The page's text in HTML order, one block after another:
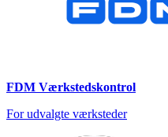
FDM Værkstedskontrol
For udvalgte værksteder